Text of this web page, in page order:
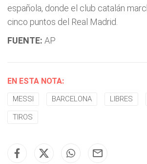
española, donde el club catalán
cinco puntos del Real Madrid.
FUENTE: AP
EN ESTA NOTA:
MESSI BARCELONA LIBRES
TIROS